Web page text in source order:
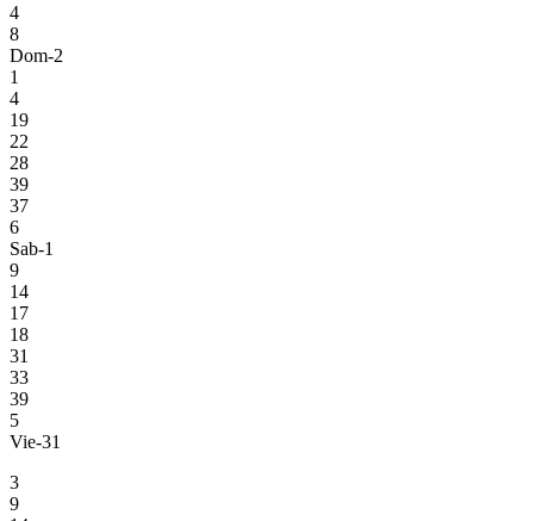
4
8
Dom-2
1
4
19
22
28
39
37
6
Sab-1
9
14
17
18
31
33
39
5
Vie-31
3
9